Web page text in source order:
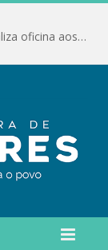
Conselho Municipal de Assistência Social realiza oficina aos servidores